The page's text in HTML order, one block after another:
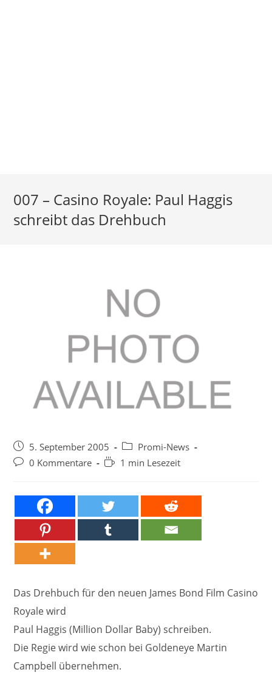
007 – Casino Royale: Paul Haggis
schreibt das Drehbuch
Beitrag
veröffentlicht:
5. September 2005
Beitrags-
Kategorie:
Promi-News
Beitrags-
0 Kommentare Lesedauer:
1 min Lesezeit
Das Drehbuch für den neuen James Bond Film Casino
Royale wird
Paul Haggis (Million Dollar Baby) schreiben.
Die Regie wird wie schon bei Goldeneye Martin
Campbell übernehmen.